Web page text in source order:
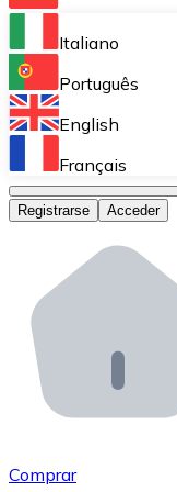
Bitnovo Ramp
Integra
Bitnovo
Bitnovo OTC
Bitnovo ATM
Integra un
Bitnovo API
Integra
Únete a
Italiano
Português
English
Français
Registrarse Acceder
Comprar